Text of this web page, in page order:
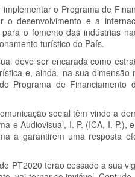
o Programa de
desenvolvimento e a
o fomento das indústrias
turístico do País.
deve ser encarada como
e, ainda, na sua
Programa de Financiamento
social têm vindo a
e Audiovisual, I. P. (ICA, I. P.),
a garantirem uma resposta
PT2020 terão cessado a sua